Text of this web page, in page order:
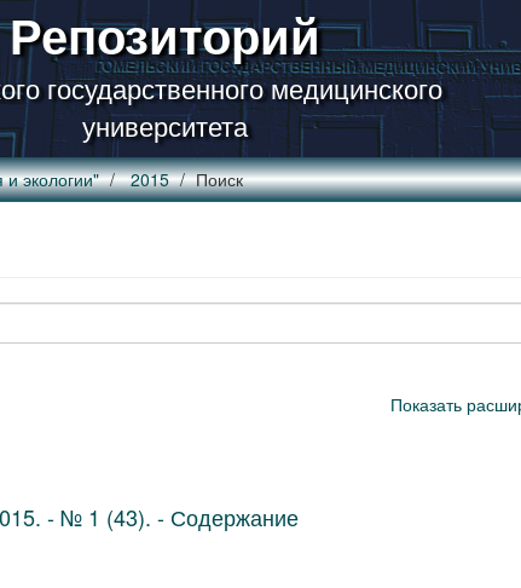
Репозиторий
государственного медицинского
университета
экологии" 2015 Поиск
Показать
- № 1 (43). - Содержание